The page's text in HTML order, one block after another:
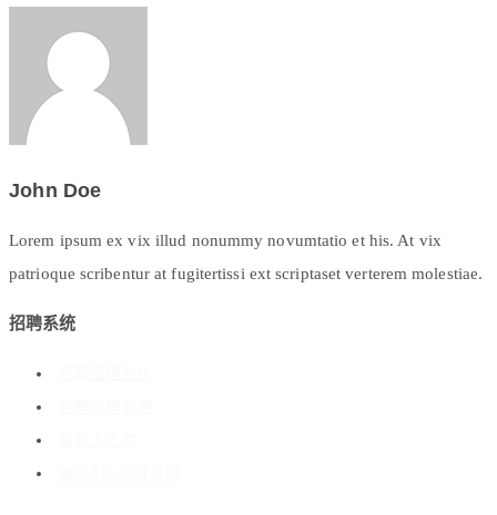
John Doe
Lorem ipsum ex vix illud nonummy novumtatio et his. At vix
patrioque scribentur at fugitertissi ext scriptaset verterem molestiae.
招聘系统